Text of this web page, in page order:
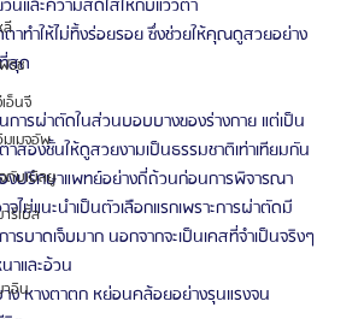
ลี
รช
อ็นจี
เมจอัพ
ดับเบิลยู
ร์เบิ้ล
าอิน
นและความสดใสให้กับแววตา
าทำให้ไม่ทิ้งร่อยรอย ซึ่งช่วยให้คุณดูสวยอย่าง
สุด
ารผ่าตัดในส่วนบอบบางของร่างกาย แต่เป็น
สองชั้นให้ดูสวยงามเป็นธรรมชาติเท่าเทียมกัน
งปรึกษาแพทย์อย่างถี่ถ้วนก่อนการพิจารณา
ไม่แนะนำเป็นตัวเลือกแรกเพราะการผ่าตัดมี
รบาดเจ็บมาก นอกจากจะเป็นเคสที่จำเป็นจริงๆ
าและอ้วน
ง หางตาตก หย่อนคล้อยอย่างรุนแรงจน